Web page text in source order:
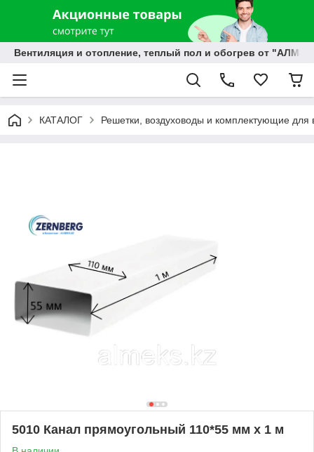
Вентиляция и отопление, теплый пол и обогрев от
КАТАЛОГ Решетки, воздуховоды и комплектующие для
5010 Канал прямоугольный 110*55 мм х 1 м